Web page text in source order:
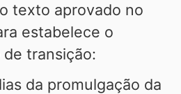
texto aprovado no
estabelece o
transição:
da promulgação da